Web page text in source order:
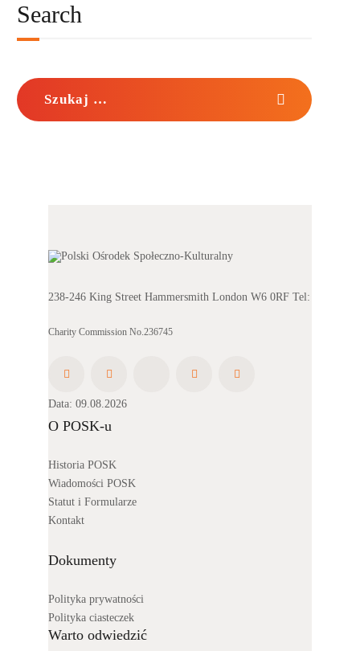
Search
Szukaj:
238-246 King Street Hammersmith London W6 0RF Tel:
Charity Commission No.236745
Data: 09.08.2026
O POSK-u
Historia POSK
Wiadomości POSK
Statut i Formularze
Kontakt
Dokumenty
Polityka prywatności
Polityka ciasteczek
Warto odwiedzić